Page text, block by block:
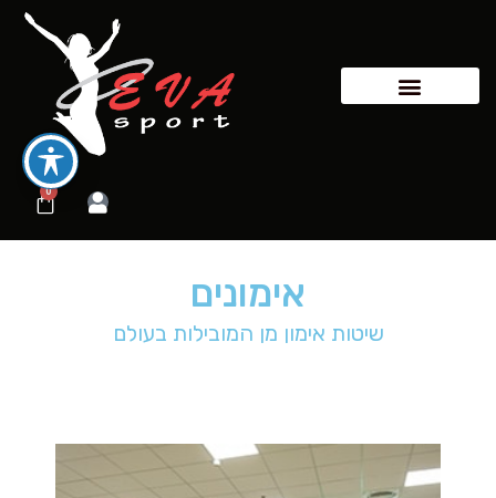
0
אימונים
שיטות אימון מן המובילות בעולם